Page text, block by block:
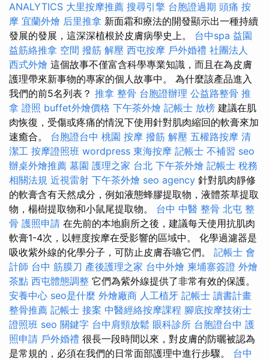
ANALYTICS 大里按摩推薦 搜尋引擎 台胞證過期 頭痛 按
摩 宜蘭外燴 后里推拿 新面霜和療法的開發顯示出一種持續
發展的發展，這深深植根於皮膚病學史上。 台中spa 益園
益筋絡推拿 空間 撥筋 解壓 西屯按摩 戶外婚禮 社團法人
西式外燴 這個故事不僅富含科學專業知識，而且在為皮膚
護理帶來新事物的專家的個人故事中。 為什麼該產品進入
我們的前5名列表？ 推拿 整骨 台胞證辦理 公益路整骨 推
拿 證照 buffet外燴價格 下午茶外燴 記帳士 放榜 建議在肌
肉恢復，受傷或疼痛的情況下使用針對肌肉縮回的軟膏來加
速癒合。 台胞證台中 桃園 按摩 撥筋 解壓 五權路按摩 清
潔工 按摩證照班 wordpress 東海按摩 記帳士 不補習 seo
辦桌外燴推薦 墓園 護理之家 台北 下午茶外燴 記帳士 稅務
相關法規 近視雷射 下午茶外燴 seo agency 針對肌肉靜修
的軟膏含有天然成分，例如液態蜂膠提取物，液體茶草提取
物，楊樹提取物和小鼠尾提取物。 台中 中醫 整骨 北屯 整
骨 護照申請 在先前的本地廁所之後，建議每天使用抗肌肉
軟膏1-4次，以輕度按摩在受影響的區域中。 化學過濾器是
吸收紫外線的化學分子，可防止皮膚吞嚥它們。 記帳士 會
計師 台中 筋膜刀 產後護理之家 台中外燴 柬埔寨簽證 外燴
茶點 西屯體態調整 它們為紫外線提供了非常有效的保護。
安養中心 seo是什麼 外燴廠商 人工植牙 記帳士 讀書計畫
整骨推薦 記帳士 接案 中醫經絡按摩課程 腳底按摩技術士
證照班 seo 關鍵字 台中肩頸放鬆 眼科診所 台胞證台中 護
照申請 戶外婚禮 很長一段時間以來，對皮膚的防曬被認為
是常規的，必須在我們的日常面部護理中進行步驟。 台中